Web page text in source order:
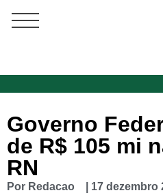
Governo
de R$ 105 mi
RN
Por Redacao 17 dezembro